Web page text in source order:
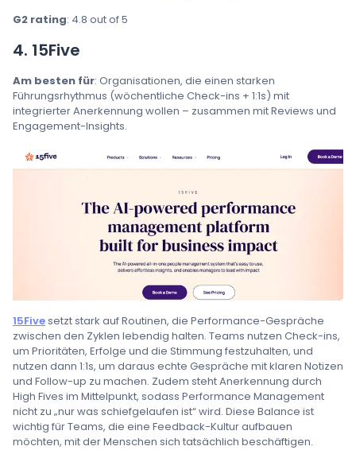
G2 rating: 4.8 out of 5
4. 15Five
Am besten für: Organisationen, die einen starken
Führungsrhythmus (wöchentliche Check-ins + 1:1s) mit
integrierter Anerkennung wollen – zusammen mit Reviews und
Engagement-Insights.
15Fivesetzt stark auf Routinen, die Performance-Gespräche
zwischen den Zyklen lebendig halten. Teams nutzen Check-ins,
um Prioritäten, Erfolge und die Stimmung festzuhalten, und
nutzen dann 1:1s, um daraus echte Gespräche mit klaren Notizen
und Follow-up zu machen. Zudem steht Anerkennung durch
High Fives im Mittelpunkt, sodass Performance Management
nicht zu „nur was schiefgelaufen ist“ wird. Diese Balance ist
wichtig für Teams, die eine Feedback-Kultur aufbauen
möchten, mit der Menschen sich tatsächlich beschäftigen.